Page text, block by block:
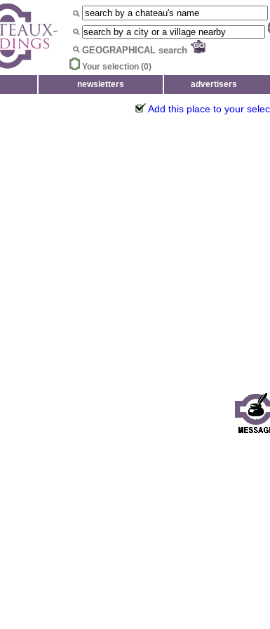
GEOGRAPHICAL search
Your selection (0)
newsletters advertisers
Add this place to your